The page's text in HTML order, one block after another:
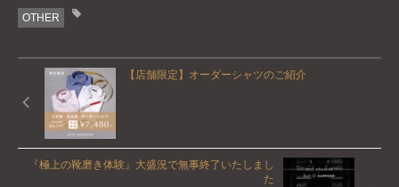
OTHER
【店舗限定】オーダーシャツのご紹介
『極上の靴磨き体験』大盛況で無事終了いたしまし
た